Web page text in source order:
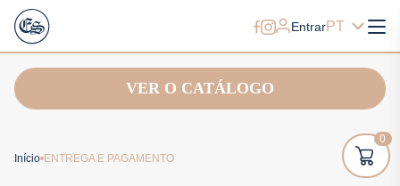
EntrarPT
VER O CATÁLOGO
Início ENTREGA E PAGAMENTO
0